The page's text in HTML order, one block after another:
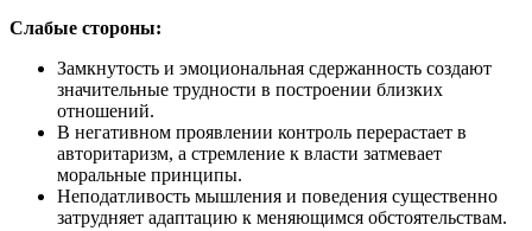
Слабые стороны:
Замкнутость и эмоциональная сдержанность создают
значительные трудности в построении близких
отношений.
В негативном проявлении контроль перерастает в
авторитаризм, а стремление к власти затмевает
моральные принципы.
Неподатливость мышления и поведения существенно
затрудняет адаптацию к меняющимся обстоятельствам.